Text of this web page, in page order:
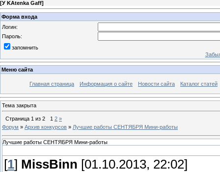
[У KAtenka Gaff]
Форма входа
Логин:
Пароль:
запомнить
Меню сайта
Главная страница Информация о сайте Новости сайта Каталог статей
Тема закрыта
Страница 1 из 2 1 2 »
Форум » Архив конкурсов » Лучшие работы СЕНТЯБРЯ Мини-работы
Лучшие работы СЕНТЯБРЯ Мини-работы
[1] MissBinn [01.10.2013, 22:02]